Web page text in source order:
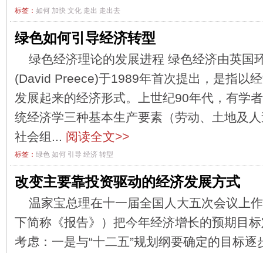
标签： 如何 加快 文化 走出 走出去
绿色如何引导经济转型
绿色经济理论的发展进程 绿色经济由英国
(David Preece)于1989年首次提出，是指以
发展起来的经济形式。上世纪90年代，有学
统经济学三种基本生产要素（劳动、土地及
社会组... 阅读全文>>
标签： 绿色 如何 引导 经济 转型
改变主要靠投资驱动的经济发展方式
温家宝总理在十一届全国人大五次会议上
下简称《报告》）把今年经济增长的预期目
考虑：一是与“十二五”规划纲要确定的目标逐